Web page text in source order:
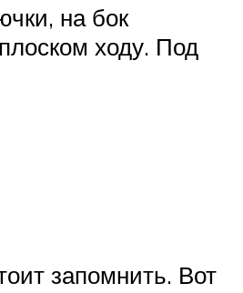
на бок
ходу. Под
запомнить. Вот